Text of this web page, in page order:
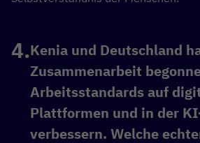
Kenia und Deutschland
Zusammenarbeit
Arbeitsstandards auf
Plattformen und in der
verbessern. Welche